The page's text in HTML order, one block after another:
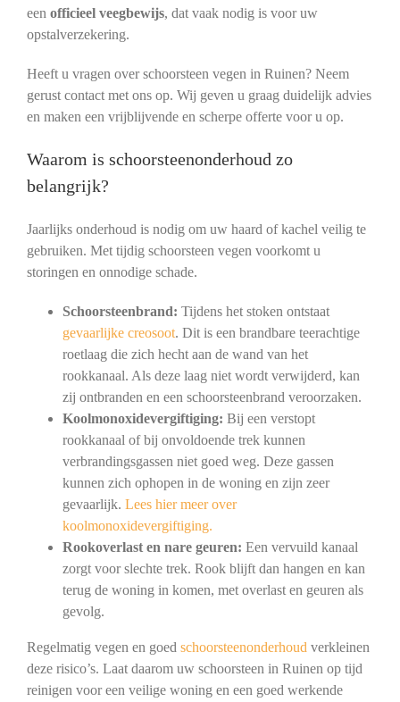
een officieel veegbewijs, dat vaak nodig is voor uw
opstalverzekering.
Heeft u vragen over schoorsteen vegen in Ruinen? Neem
gerust contact met ons op. Wij geven u graag duidelijk advies
en maken een vrijblijvende en scherpe offerte voor u op.
Waarom is schoorsteenonderhoud zo
belangrijk?
Jaarlijks onderhoud is nodig om uw haard of kachel veilig te
gebruiken. Met tijdig schoorsteen vegen voorkomt u
storingen en onnodige schade.
Schoorsteenbrand: Tijdens het stoken ontstaat
gevaarlijke creosoot. Dit is een brandbare teerachtige
roetlaag die zich hecht aan de wand van het
rookkanaal. Als deze laag niet wordt verwijderd, kan
zij ontbranden en een schoorsteenbrand veroorzaken.
Koolmonoxidevergiftiging: Bij een verstopt
rookkanaal of bij onvoldoende trek kunnen
verbrandingsgassen niet goed weg. Deze gassen
kunnen zich ophopen in de woning en zijn zeer
gevaarlijk. Lees hier meer over
koolmonoxidevergiftiging.
Rookoverlast en nare geuren: Een vervuild kanaal
zorgt voor slechte trek. Rook blijft dan hangen en kan
terug de woning in komen, met overlast en geuren als
gevolg.
Regelmatig vegen en goed schoorsteenonderhoud verkleinen
deze risico’s. Laat daarom uw schoorsteen in Ruinen op tijd
reinigen voor een veilige woning en een goed werkende